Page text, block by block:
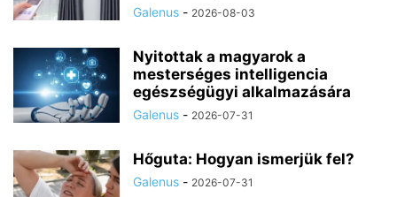
Galenus - 2026-08-03
Nyitottak a magyarok a
mesterséges intelligencia
egészségügyi alkalmazására
Galenus - 2026-07-31
Hőguta: Hogyan ismerjük fel?
Galenus - 2026-07-31